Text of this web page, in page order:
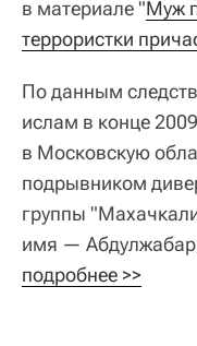
в материале "Муж
террористки
По данным
ислам в конце
в Московскую
подрывником
группы
имя —
подробнее >>